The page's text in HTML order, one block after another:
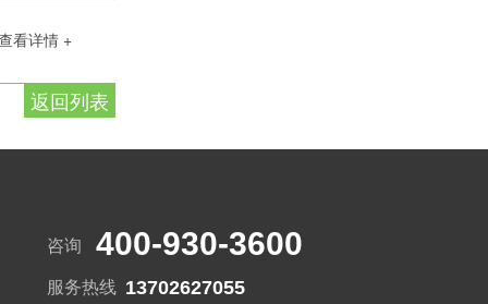
看详情 +
返回列表
咨询 400-930-3600
服务热线 13702627055